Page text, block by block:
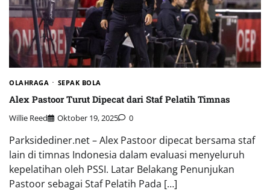
OLAHRAGA SEPAK BOLA
Alex Pastoor Turut Dipecat dari Staf Pelatih Timnas
Willie Reed Oktober 19, 2025 0
Parksidediner.net – Alex Pastoor dipecat bersama staf
lain di timnas Indonesia dalam evaluasi menyeluruh
kepelatihan oleh PSSI. Latar Belakang Penunjukan
Pastoor sebagai Staf Pelatih Pada […]